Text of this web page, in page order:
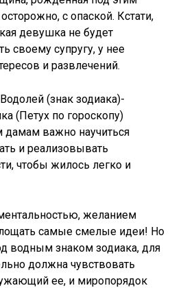
с опаской. Кстати,
девушка не будет
своему супругу, у нее
и развлечений.
(знак зодиака)-
(Петух по гороскопу)
дамам важно научиться
и реализовывать
чтобы жилось легко и
желанием
самые смелые идеи! Но
водным знаком зодиака, для
должна чувствовать
ее, и миропорядок